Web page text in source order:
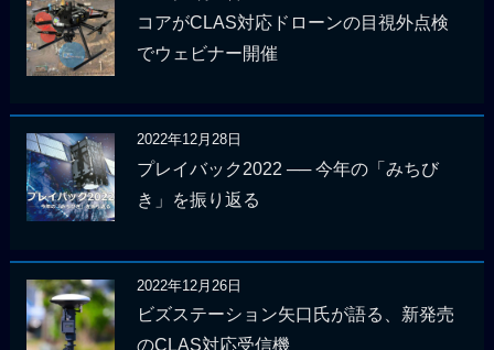
コアがCLAS対応ドローンの目視外点検
でウェビナー開催
2022年12月28日
プレイバック2022 ── 今年の「みちび
き」を振り返る
2022年12月26日
ビズステーション矢口氏が語る、新発売
のCLAS対応受信機